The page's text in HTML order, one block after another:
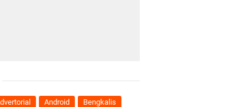
Android
Bengkalis